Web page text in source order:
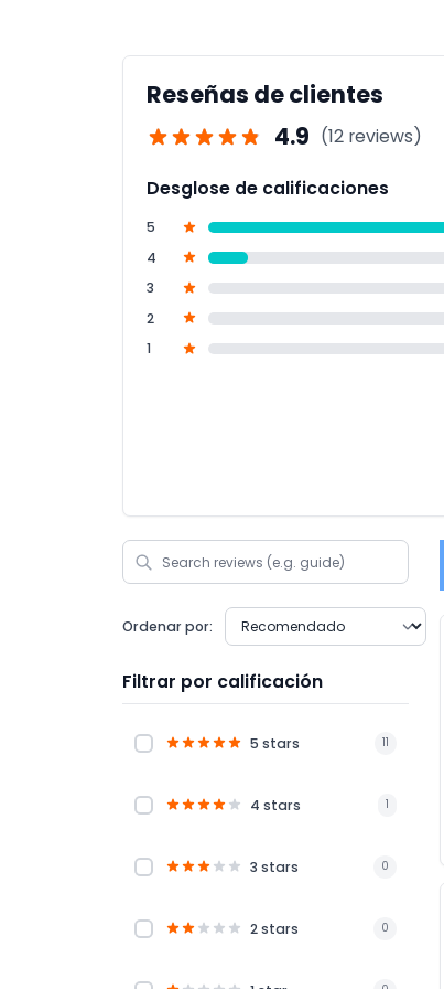
Reseñas de clientes
4.9 (12 reviews)
Desglose de calificaciones
5
4
3
2
1
Ordenar por:
Filtrar por calificación
5 stars 11
4 stars 1
3 stars 0
2 stars 0